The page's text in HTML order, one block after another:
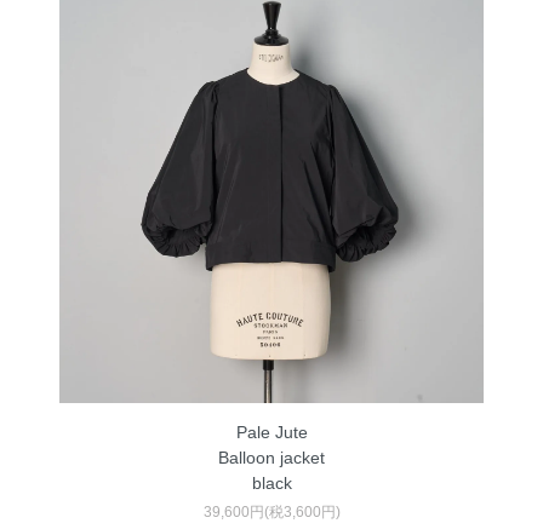
Pale Jute
Balloon jacket
black
39,600円(税3,600円)